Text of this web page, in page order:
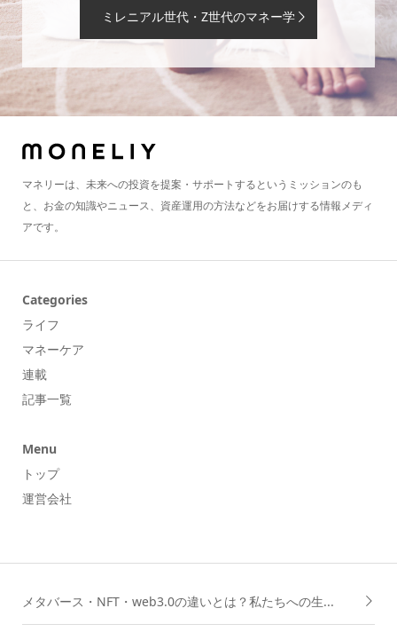
ミレニアル世代・Z世代のマネー学
マネリーは、未来への投資を提案・サポートするというミッションのも
と、お金の知識やニュース、資産運用の方法などをお届けする情報メディ
アです。
Categories
ライフ
マネーケア
連載
記事一覧
Menu
トップ
運営会社
メタバース・NFT・web3.0の違いとは？私たちへの生...